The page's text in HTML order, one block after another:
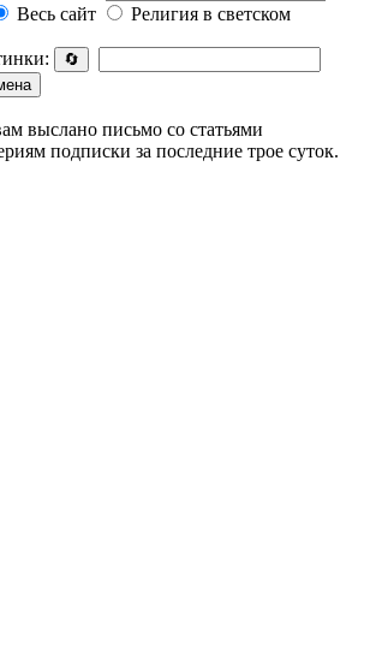
Весь сайт
Религия в светском
🔄
выслано письмо со статьями
подписки за последние трое суток.